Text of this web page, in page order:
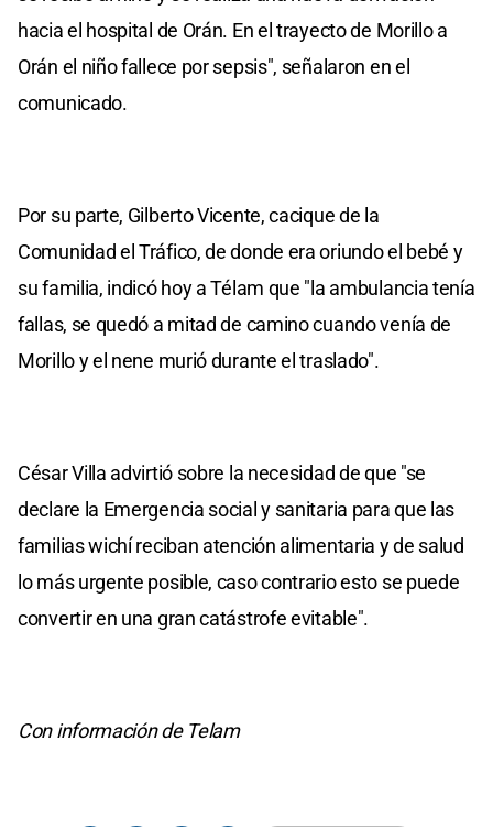
hacia el hospital de Orán. En el trayecto de Morillo a
Orán el niño fallece por sepsis", señalaron en el
comunicado.
Por su parte, Gilberto Vicente, cacique de la
Comunidad el Tráfico, de donde era oriundo el bebé y
su familia, indicó hoy a Télam que "la ambulancia tenía
fallas, se quedó a mitad de camino cuando venía de
Morillo y el nene murió durante el traslado".
César Villa advirtió sobre la necesidad de que "se
declare la Emergencia social y sanitaria para que las
familias wichí reciban atención alimentaria y de salud
lo más urgente posible, caso contrario esto se puede
convertir en una gran catástrofe evitable".
Con información de Telam